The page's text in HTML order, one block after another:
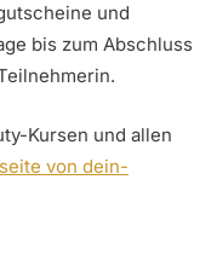
und
bis zum Abschluss
Kursen und allen
von dein-